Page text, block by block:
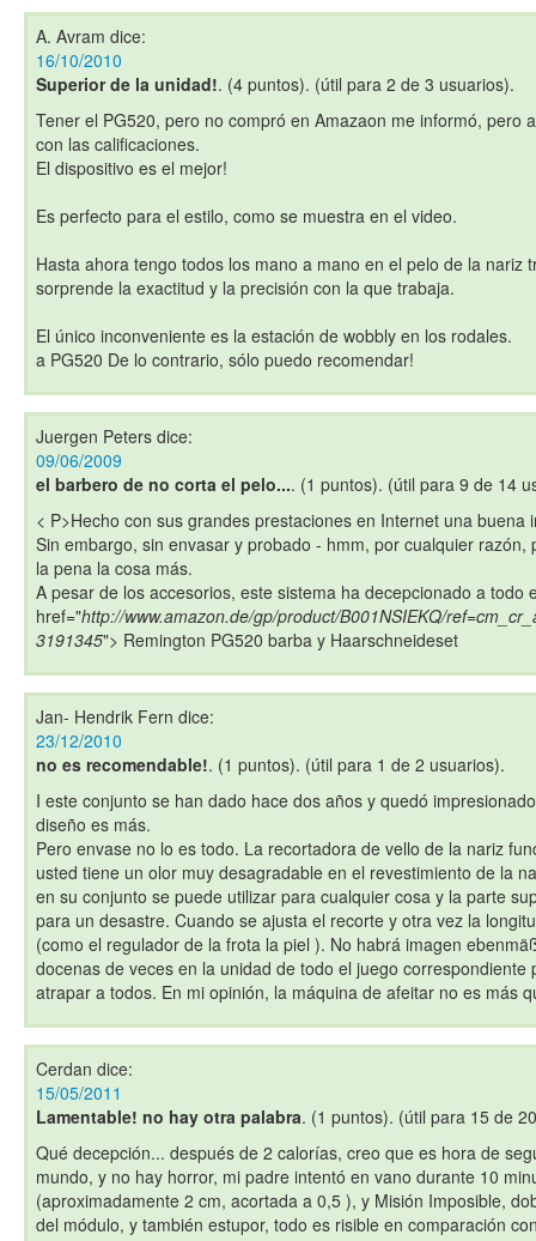
A. Avram dice:
16/10/2010
Superior de la unidad!. (4 puntos). (útil para 2 de 3 usuarios).
Tener el PG520, pero no compró en Amazaon me informó, pero
con las calificaciones.
El dispositivo es el mejor!
Es perfecto para el estilo, como se muestra en el video.
Hasta ahora tengo todos los mano a mano en el pelo de la nariz
sorprende la exactitud y la precisión con la que trabaja.
El único inconveniente es la estación de wobbly en los rodales.
a PG520 De lo contrario, sólo puedo recomendar!
Juergen Peters dice:
09/06/2009
el barbero de no corta el pelo.... (1 puntos). (útil para 9 de 14
< P>Hecho con sus grandes prestaciones en Internet una buena
Sin embargo, sin envasar y probado - hmm, por cualquier razón,
la pena la cosa más.
A pesar de los accesorios, este sistema ha decepcionado a todo
href="http://www.amazon.de/gp/product/B001NSIEKQ/
3191345"> Remington PG520 barba y Haarschneideset
Jan- Hendrik Fern dice:
23/12/2010
no es recomendable!. (1 puntos). (útil para 1 de 2 usuarios).
I este conjunto se han dado hace dos años y quedó
diseño es más.
Pero envase no lo es todo. La recortadora de vello de la nariz
usted tiene un olor muy desagradable en el revestimiento de la
en su conjunto se puede utilizar para cualquier cosa y la parte
para un desastre. Cuando se ajusta el recorte y otra vez la
(como el regulador de la frota la piel ). No habrá imagen
docenas de veces en la unidad de todo el juego correspondiente
atrapar a todos. En mi opinión, la máquina de afeitar no es más
Cerdan dice:
15/05/2011
Lamentable! no hay otra palabra. (1 puntos). (útil para 15 de
Qué decepción... después de 2 calorías, creo que es hora de
mundo, y no hay horror, mi padre intentó en vano durante 10
(aproximadamente 2 cm, acortada a 0,5 ), y Misión Imposible,
del módulo, y también estupor, todo es risible en comparación